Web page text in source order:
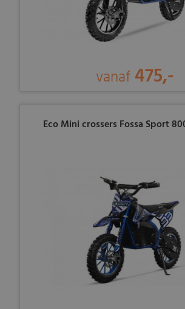
vanaf 475,-
Eco Mini crossers Fossa Sport